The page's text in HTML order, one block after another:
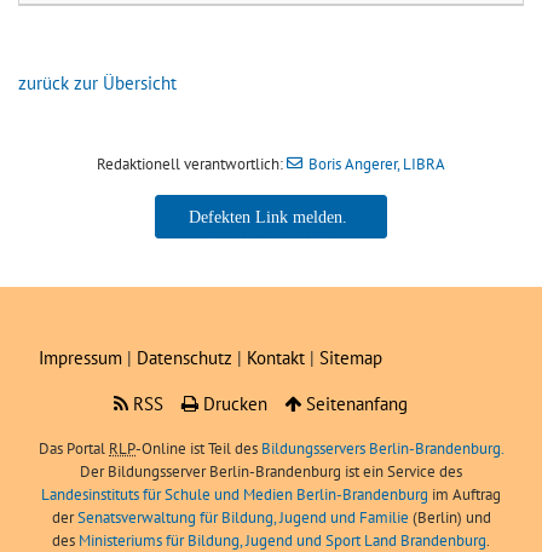
zurück zur Übersicht
Redaktionell verantwortlich: Boris Angerer, LIBRA
Boris Angerer, LIBRA
Impressum | Datenschutz | Kontakt | Sitemap
RSS
Drucken Seitenanfang
Das Portal RLP-Online ist Teil des Bildungsservers Berlin-Brandenburg.
Der Bildungsserver Berlin-Brandenburg ist ein Service des
Landesinstituts für Schule und Medien Berlin-Brandenburg im Auftrag
derSenatsverwaltung für Bildung, Jugend und Familie (Berlin) und
des Ministeriums für Bildung, Jugend und Sport Land Brandenburg.